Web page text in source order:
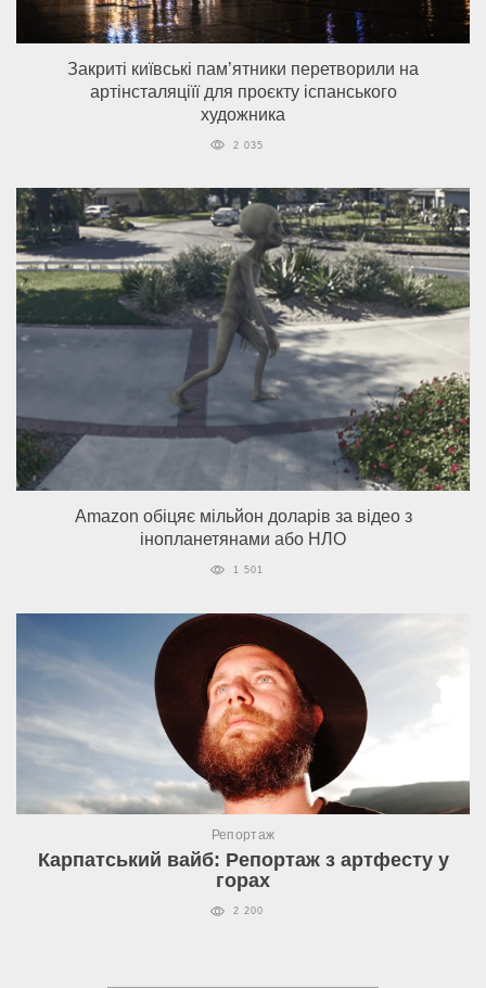
Закриті київські пам’ятники перетворили на
артінсталяціїї для проєкту іспанського
художника
2 035
Amazon обіцяє мільйон доларів за відео з
інопланетянами або НЛО
1 501
Репортаж
Карпатський вайб: Репортаж з артфесту у
горах
2 200